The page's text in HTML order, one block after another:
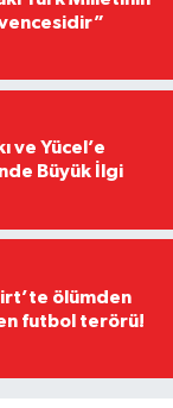
ve Yücel’e
Büyük İlgi
ölümden
futbol terörü!